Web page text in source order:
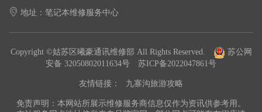
地址：笔记本维修服务中心
Copyright ©姑苏区曦豪通讯维修部 All Rights Reserved.
苏公网
安备 32050802011634号
苏ICP备2022047861号
友情链接： 九寨沟旅游攻略
免责声明：本网站所展示维修服务商信息仅作为资讯供参考用。